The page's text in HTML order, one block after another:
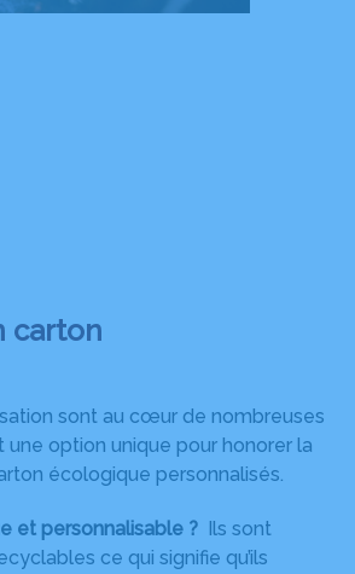
carton
sont au cœur de nombreuses
option unique pour honorer la
écologique personnalisés.
et personnalisable ? Ils sont
ce qui signifie qu’ils